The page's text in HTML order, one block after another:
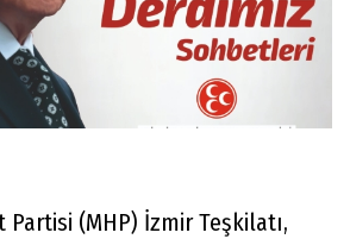
(MHP) İzmir Teşkilatı,